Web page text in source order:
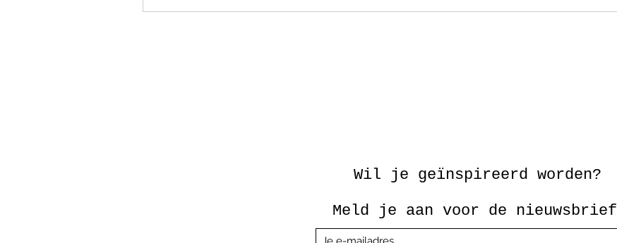
Wil je geïnspireerd worden?
Meld je aan voor de nieuwsbrief